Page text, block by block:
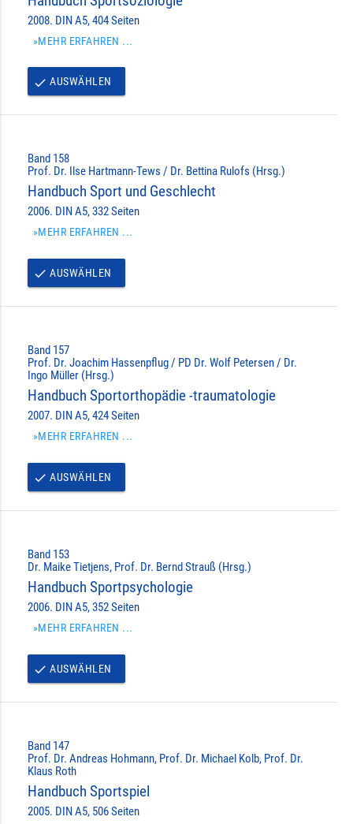
2008. DIN A5, 404 Seiten
»MEHR ERFAHREN ...
done AUSWÄHLEN
Band 158
Prof. Dr. Ilse Hartmann-Tews / Dr. Bettina Rulofs (Hrsg.)
Handbuch Sport und Geschlecht
2006. DIN A5, 332 Seiten
»MEHR ERFAHREN ...
done AUSWÄHLEN
Band 157
Prof. Dr. Joachim Hassenpflug / PD Dr. Wolf Petersen / Dr.
Ingo Müller (Hrsg.)
Handbuch Sportorthopädie -traumatologie
2007. DIN A5, 424 Seiten
»MEHR ERFAHREN ...
done AUSWÄHLEN
Band 153
Dr. Maike Tietjens, Prof. Dr. Bernd Strauß (Hrsg.)
Handbuch Sportpsychologie
2006. DIN A5, 352 Seiten
»MEHR ERFAHREN ...
done AUSWÄHLEN
Band 147
Prof. Dr. Andreas Hohmann, Prof. Dr. Michael Kolb, Prof. Dr.
Klaus Roth
Handbuch Sportspiel
2005. DIN A5, 506 Seiten